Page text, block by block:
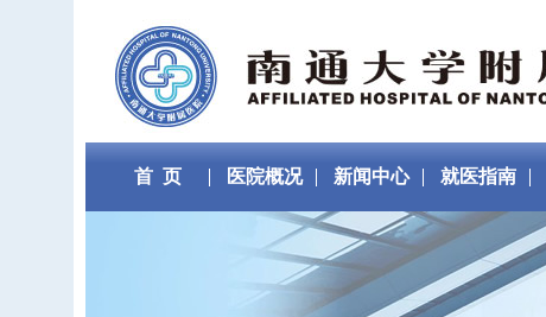
首 页 医院概况 新闻中心 就医指南